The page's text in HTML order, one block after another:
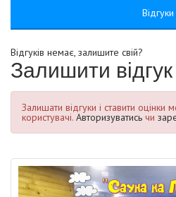
Відгуки
Відгуків немає, залишите свій?
Залишити відгук
Залишати відгуки і ставити оцінки
користувачі. Авторизуватись чи